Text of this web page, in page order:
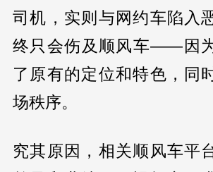
司机，实则与网约车陷入
终只会伤及顺风车——因
了原有的定位和特色，同
场秩序。
究其原因，相关顺风车平